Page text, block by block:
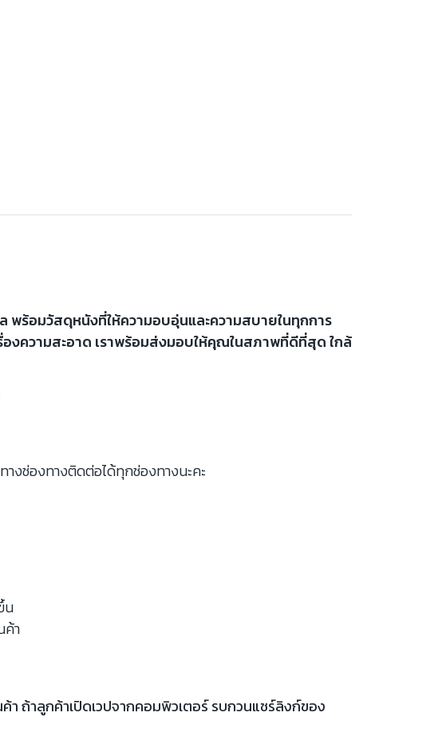
พร้อมวัสดุหนังที่ให้ความอบอุ่นและความสบายในทุกการ
องความสะอาด เราพร้อมส่งมอบให้คุณในสภาพที่ดีที่สุด ใกล้
งช่องทางติดต่อได้ทุกช่องทางนะคะ
น
ค้า
า ถ้าลูกค้าเปิดเวปจากคอมพิวเตอร์ รบกวนแชร์ลิงก์ของ